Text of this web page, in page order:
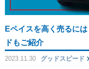
Eペイスを高く売るに
ドもご紹介
2023.11.30 グッドスピード